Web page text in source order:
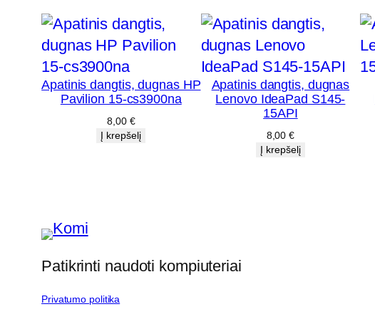
Apatinis dangtis, dugnas HP
Pavilion 15-cs3900na
8,00 €
Į krepšelį
Apatinis dangtis, dugnas
Lenovo IdeaPad S145-
15API
8,00€
Į krepšelį
Patikrinti naudoti kompiuteriai
Privatumo politika